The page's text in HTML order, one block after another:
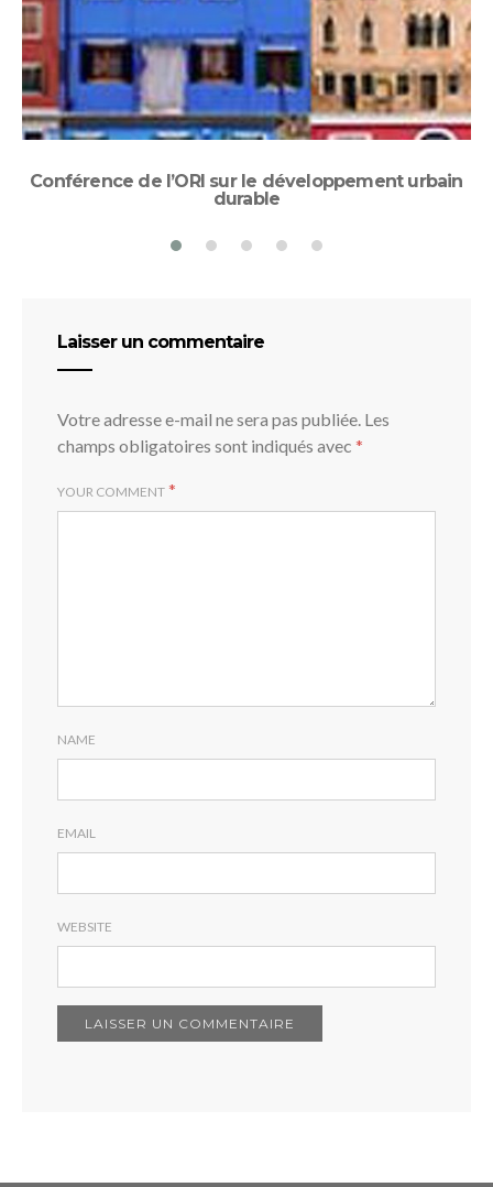
Conférence de l’ORI sur le développement urbain
durable
Laisser un commentaire
Votre adresse e-mail ne sera pas publiée. Les
champs obligatoires sont indiqués avec *
YOUR COMMENT *
NAME
EMAIL
WEBSITE